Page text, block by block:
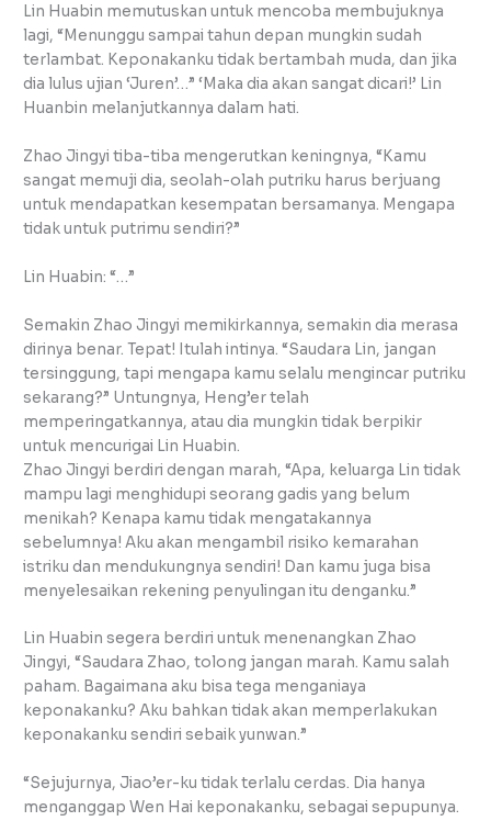
Lin Huabin memutuskan untuk mencoba membujuknya
lagi, “Menunggu sampai tahun depan mungkin sudah
terlambat. Keponakanku tidak bertambah muda, dan jika
dia lulus ujian ‘Juren’…” ‘Maka dia akan sangat dicari!’ Lin
Huanbin melanjutkannya dalam hati.
Zhao Jingyi tiba-tiba mengerutkan keningnya, “Kamu
sangat memuji dia, seolah-olah putriku harus berjuang
untuk mendapatkan kesempatan bersamanya. Mengapa
tidak untuk putrimu sendiri?”
Lin Huabin: “…”
Semakin Zhao Jingyi memikirkannya, semakin dia merasa
dirinya benar. Tepat! Itulah intinya. “Saudara Lin, jangan
tersinggung, tapi mengapa kamu selalu mengincar putriku
sekarang?” Untungnya, Heng’er telah
memperingatkannya, atau dia mungkin tidak berpikir
untuk mencurigai Lin Huabin.
Zhao Jingyi berdiri dengan marah, “Apa, keluarga Lin tidak
mampu lagi menghidupi seorang gadis yang belum
menikah? Kenapa kamu tidak mengatakannya
sebelumnya! Aku akan mengambil risiko kemarahan
istriku dan mendukungnya sendiri! Dan kamu juga bisa
menyelesaikan rekening penyulingan itu denganku.”
Lin Huabin segera berdiri untuk menenangkan Zhao
Jingyi, “Saudara Zhao, tolong jangan marah. Kamu salah
paham. Bagaimana aku bisa tega menganiaya
keponakanku? Aku bahkan tidak akan memperlakukan
keponakanku sendiri sebaik yunwan.”
“Sejujurnya, Jiao’er-ku tidak terlalu cerdas. Dia hanya
menganggap Wen Hai keponakanku, sebagai sepupunya.